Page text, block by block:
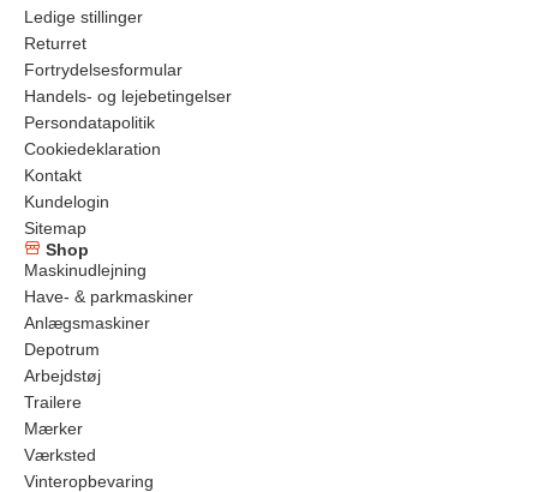
Ledige stillinger
Returret
Fortrydelsesformular
Handels- og lejebetingelser
Persondatapolitik
Cookiedeklaration
Kontakt
Kundelogin
Sitemap
Shop
Maskinudlejning
Have- & parkmaskiner
Anlægsmaskiner
Depotrum
Arbejdstøj
Trailere
Mærker
Værksted
Vinteropbevaring